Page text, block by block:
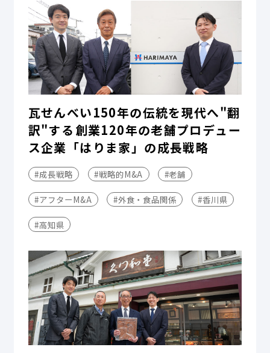
瓦せんべい150年の伝統を現代へ"翻
訳"する――創業120年の老舗プロデュー
ス企業「はりま家」の成長戦略
#成長戦略 #戦略的M&A #老舗
#アフターM&A #外食・食品関係 #香川県
#高知県